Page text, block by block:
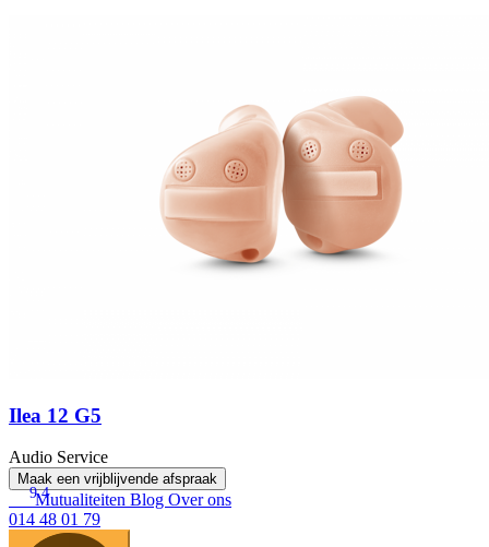
Ilea 12 G5
Audio Service
Maak een vrijblijvende afspraak
9.4
Mutualiteiten Blog Over ons
014 48 01 79